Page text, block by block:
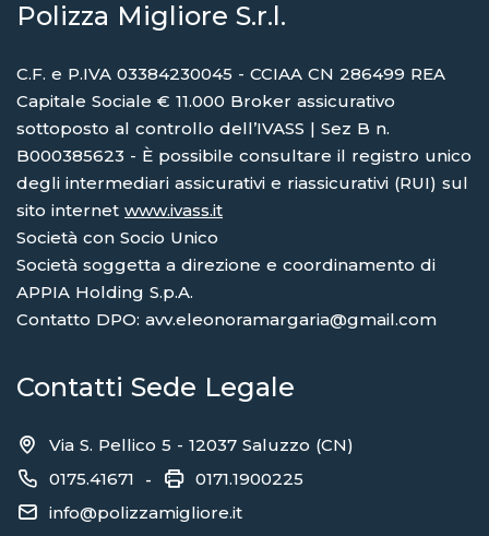
Polizza Migliore S.r.l.
C.F. e P.IVA 03384230045 - CCIAA CN 286499 REA
Capitale Sociale € 11.000 Broker assicurativo
sottoposto al controllo dell’IVASS | Sez B n.
B000385623 - È possibile consultare il registro unico
degli intermediari assicurativi e riassicurativi (RUI) sul
sito internet www.ivass.it
Società con Socio Unico
Società soggetta a direzione e coordinamento di
APPIA Holding S.p.A.
Contatto DPO: avv.eleonoramargaria@gmail.com
Contatti Sede Legale
Via S. Pellico 5 - 12037 Saluzzo (CN)
0175.41671 -
0171.1900225
info@polizzamigliore.it